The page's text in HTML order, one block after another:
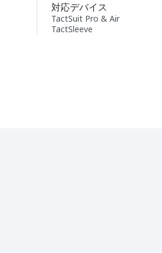
対応デバイス
TactSuit Pro & Air
TactSleeve